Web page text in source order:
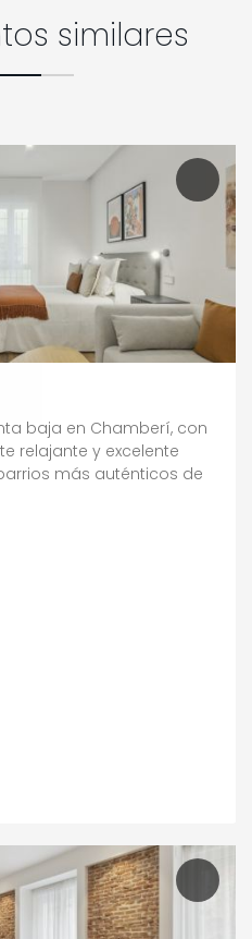
similares
baja en Chamberí, con
relajante y excelente
más auténticos de